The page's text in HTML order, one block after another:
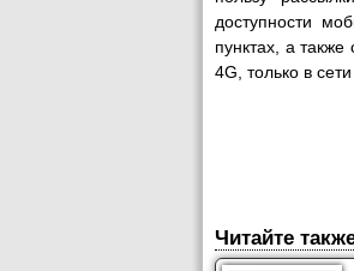
доступности
пунктах, а
4G, только в
Читайте